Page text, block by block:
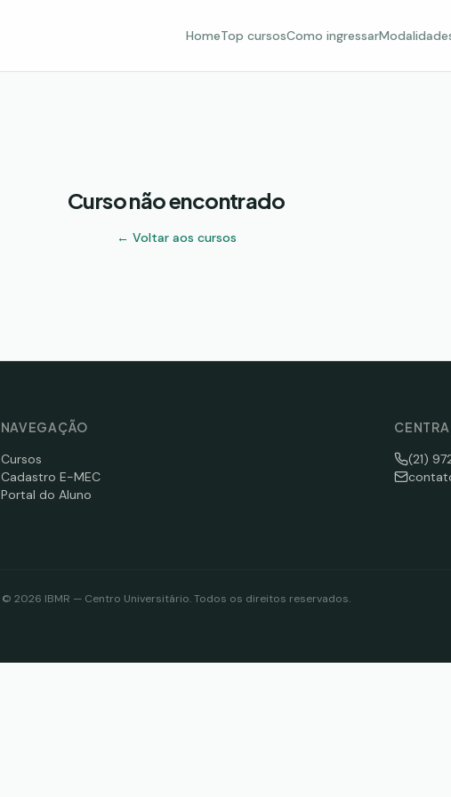
HomeTop cursosComo ingressar
Curso não encontrado
← Voltar aos cursos
NAVEGAÇÃO
Cursos
Cadastro E-MEC
Portal do Aluno
(21)
© 2026 IBMR — Centro Universitário. Todos os direitos reservados.